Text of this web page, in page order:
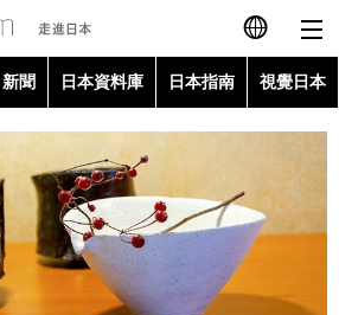
日本語
简体字
Français
新聞 日本資料庫 日本指南 視覺日本